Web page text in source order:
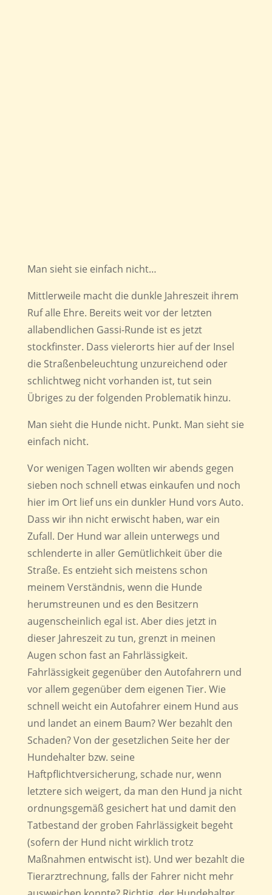
Man sieht sie einfach nicht…
Mittlerweile macht die dunkle Jahreszeit ihrem
Ruf alle Ehre. Bereits weit vor der letzten
allabendlichen Gassi-Runde ist es jetzt
stockfinster. Dass vielerorts hier auf der Insel
die Straßenbeleuchtung unzureichend oder
schlichtweg nicht vorhanden ist, tut sein
Übriges zu der folgenden Problematik hinzu.
Man sieht die Hunde nicht. Punkt. Man sieht sie
einfach nicht.
Vor wenigen Tagen wollten wir abends gegen
sieben noch schnell etwas einkaufen und noch
hier im Ort lief uns ein dunkler Hund vors Auto.
Dass wir ihn nicht erwischt haben, war ein
Zufall. Der Hund war allein unterwegs und
schlenderte in aller Gemütlichkeit über die
Straße. Es entzieht sich meistens schon
meinem Verständnis, wenn die Hunde
herumstreunen und es den Besitzern
augenscheinlich egal ist. Aber dies jetzt in
dieser Jahreszeit zu tun, grenzt in meinen
Augen schon fast an Fahrlässigkeit.
Fahrlässigkeit gegenüber den Autofahrern und
vor allem gegenüber dem eigenen Tier. Wie
schnell weicht ein Autofahrer einem Hund aus
und landet an einem Baum? Wer bezahlt den
Schaden? Von der gesetzlichen Seite her der
Hundehalter bzw. seine
Haftpflichtversicherung, schade nur, wenn
letztere sich weigert, da man den Hund ja nicht
ordnungsgemäß gesichert hat und damit den
Tatbestand der groben Fahrlässigkeit begeht
(sofern der Hund nicht wirklich trotz
Maßnahmen entwischt ist). Und wer bezahlt die
Tierarztrechnung, falls der Fahrer nicht mehr